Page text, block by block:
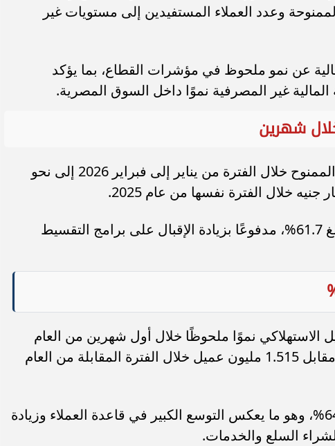
وعدد العملاء المستفيدين إلى مستويات غير
عن نمو ملحوظ في مؤشرات القطاع، بما يؤكد
غير المصرفية نموًا داخل السوق المصرية.
ارتفع إجمالي قيمة التمويل الاستهلاكي الممنوح خلال الفترة من يناير إلى فبراير 2026 إلى نحو
وسجل القطاع بذلك معدل نمو سنوي بلغ 61.7%، مدفوعًا بزيادة الإقبال على برامج التقسيط
الاستهلاكي نموًا ملحوظًا خلال أول شهرين من العام
الجاري، ليصل إلى 2.488 مليون عميل، مقابل 1.515 مليون عميل خلال الفترة المقابلة من العام
وبذلك ارتفع عدد المستفيدين بنسبة 64.2%، وهو ما يعكس التوسع الكبير في قاعدة العملاء وزيادة
لشراء السلع والخدمات.